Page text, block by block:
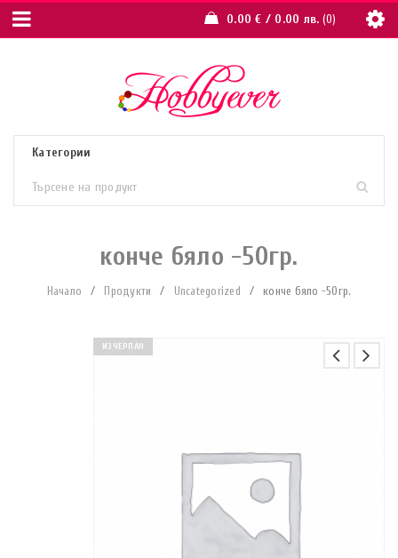
0.00€ / 0.00 лв. 0
конче бяло -50гр.
Начало / Продукти / Uncategorized / конче бяло -50гр.
ИЗЧЕРПАН